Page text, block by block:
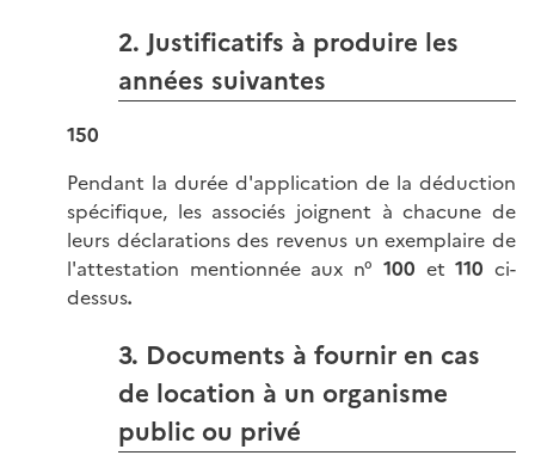
2. Justificatifs à produire les
années suivantes
150
Pendant la durée d'application de la déduction
spécifique, les associés joignent à chacune de
leurs déclarations des revenus un exemplaire de
l'attestation mentionnée aux n° 100 et110 ci-
dessus.
3. Documents à fournir en cas
de location à un organisme
public ou privé